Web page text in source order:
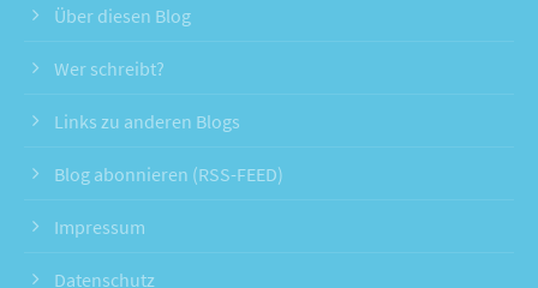
Über diesen Blog
Wer schreibt?
Links zu anderen Blogs
Blog abonnieren (RSS-FEED)
Impressum
Datenschutz